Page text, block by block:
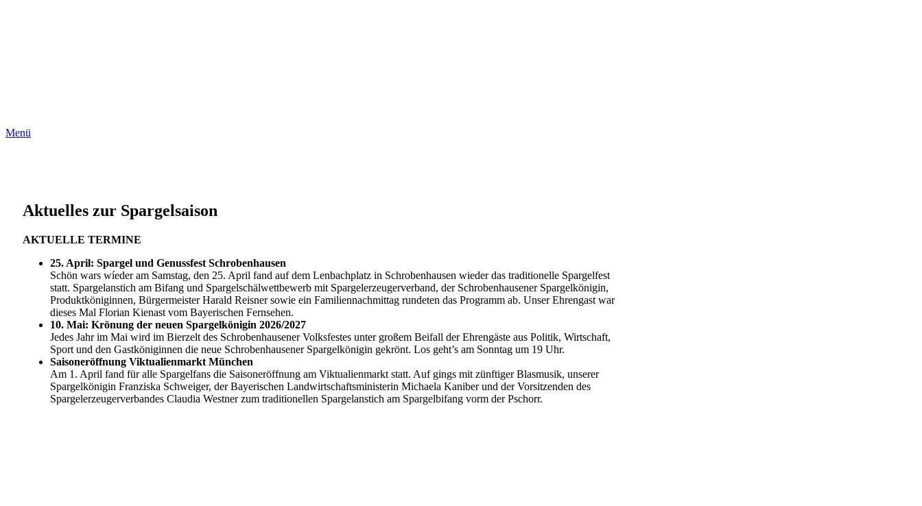
Menü
Aktuelles zur Spargelsaison
AKTUELLE TERMINE
25. April: Spargel und Genussfest Schrobenhausen
Schön wars wíeder am Samstag, den 25. April fand auf dem Lenbachplatz in Schrobenhausen wieder das traditionelle Spargelfest
statt. Spargelanstich am Bifang und Spargelschälwettbewerb mit Spargelerzeugerverband, der Schrobenhausener Spargelkönigin,
Produktköniginnen, Bürgermeister Harald Reisner sowie ein Familiennachmittag rundeten das Programm ab. Unser Ehrengast war
dieses Mal Florian Kienast vom Bayerischen Fernsehen.
10. Mai: Krönung der neuen Spargelkönigin 2026/2027
Jedes Jahr im Mai wird im Bierzelt des Schrobenhausener Volksfestes unter großem Beifall der Ehrengäste aus Politik, Wirtschaft,
Sport und den Gastköniginnen die neue Schrobenhausener Spargelkönigin gekrönt. Los geht’s am Sonntag um 19 Uhr.
Saisoneröffnung Viktualienmarkt München
Am 1. April fand für alle Spargelfans die Saisoneröffnung am Viktualienmarkt statt. Auf gings mit zünftiger Blasmusik, unserer
Spargelkönigin Franziska Schweiger, der Bayerischen Landwirtschaftsministerin Michaela Kaniber und der Vorsitzenden des
Spargelerzeugerverbandes Claudia Westner zum traditionellen Spargelanstich am Spargelbifang vorm der Pschorr.